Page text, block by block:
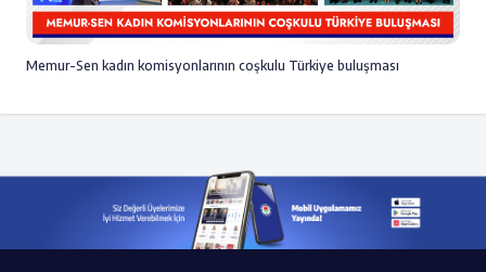
Memur-Sen kadın komisyonlarının coşkulu Türkiye buluşması